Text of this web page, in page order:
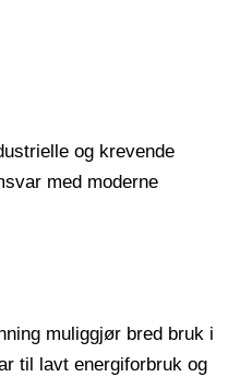
og krevende
med moderne
muliggjør bred bruk i
til lavt energiforbruk og